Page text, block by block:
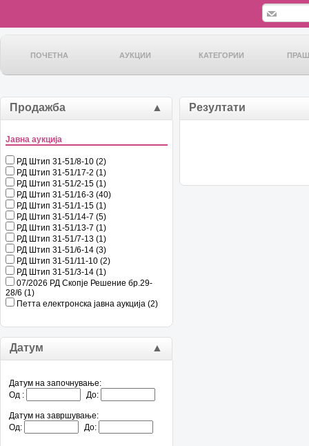
ПОЧЕТНА АУКЦИИ КАТЕГОРИИ
Продажба ▲
Јавна аукција
РД Штип 31-51/8-10 (2)
РД Штип 31-51/17-2 (1)
РД Штип 31-51/2-15 (1)
РД Штип 31-51/16-3 (40)
РД Штип 31-51/1-15 (1)
РД Штип 31-51/14-7 (5)
РД Штип 31-51/13-7 (1)
РД Штип 31-51/7-13 (1)
РД Штип 31-51/6-14 (3)
РД Штип 31-51/11-10 (2)
РД Штип 31-51/3-14 (1)
07/2026 РД Скопје Решение бр.29-
28/6 (1)
Петта електронска јавна аукција (2)
Датум ▲
Датум на започнување:
Од :
До:
Датум на завршување:
Од:
До:
Резултати